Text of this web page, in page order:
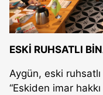
ESKİ RUHSATLI
Aygün, eski
“Eskiden imar